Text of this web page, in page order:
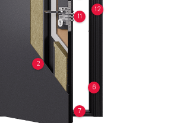
2
6
7
11
12